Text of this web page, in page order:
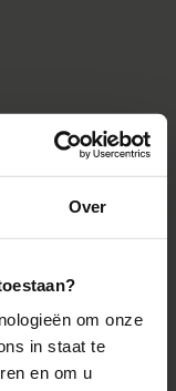
Over
om onze
in staat te
en om u